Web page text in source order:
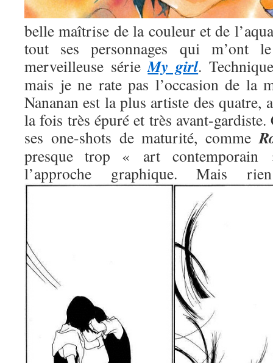
belle maîtrise de la couleur et de
tout ses personnages qui m’ont
merveilleuse sérieMy girl.
mais je ne rate pas l’occasion de la
Nananan est la plus artiste des quatre,
la fois très épuré et très avant-
ses one-shots de maturité, comme
presque trop « art contemporain
l’approche graphique. Mais